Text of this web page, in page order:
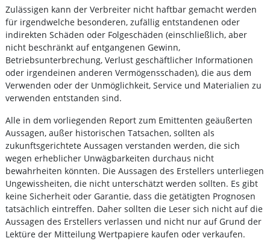
Zulässigen kann der Verbreiter nicht haftbar gemacht werden
für irgendwelche besonderen, zufällig entstandenen oder
indirekten Schäden oder Folgeschäden (einschließlich, aber
nicht beschränkt auf entgangenen Gewinn,
Betriebsunterbrechung, Verlust geschäftlicher Informationen
oder irgendeinen anderen Vermögensschaden), die aus dem
Verwenden oder der Unmöglichkeit, Service und Materialien zu
verwenden entstanden sind.
Alle in dem vorliegenden Report zum Emittenten geäußerten
Aussagen, außer historischen Tatsachen, sollten als
zukunftsgerichtete Aussagen verstanden werden, die sich
wegen erheblicher Unwägbarkeiten durchaus nicht
bewahrheiten könnten. Die Aussagen des Erstellers unterliegen
Ungewissheiten, die nicht unterschätzt werden sollten. Es gibt
keine Sicherheit oder Garantie, dass die getätigten Prognosen
tatsächlich eintreffen. Daher sollten die Leser sich nicht auf die
Aussagen des Erstellers verlassen und nicht nur auf Grund der
Lektüre der Mitteilung Wertpapiere kaufen oder verkaufen.